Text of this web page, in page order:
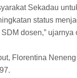
Sekadau
status
dosen,” ujarnya
Florentina